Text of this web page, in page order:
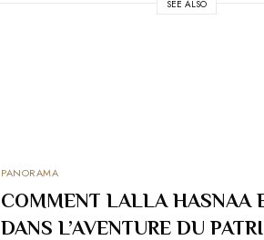
SEE ALSO
PANORAMA
COMMENT LALLA HASNAA
DANS L’AVENTURE DU